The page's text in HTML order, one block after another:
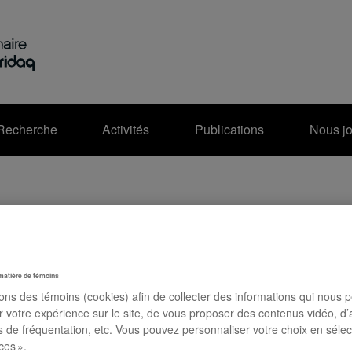
Activités Publications Nous
communications – Petites sociétés et
du savoir
et construction du savoir
de recherche « Petites sociétés et construction du savoir »
de témoins
des témoins (cookies) afin de collecter des informations qui nous
votre expérience sur le site, de vous proposer des contenus vidéo,
de fréquentation, etc. Vous pouvez personnaliser votre choix en
».